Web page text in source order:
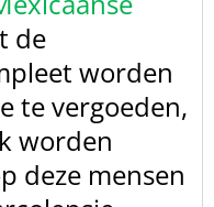
de
worden
te vergoeden,
worden
deze mensen